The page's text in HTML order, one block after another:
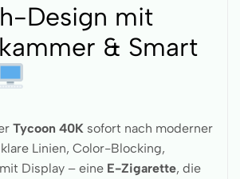
Design mit
& Smart
Tycoon 40K sofort nach moderner
Linien, Color-Blocking,
Display – eine E-Zigarette, die